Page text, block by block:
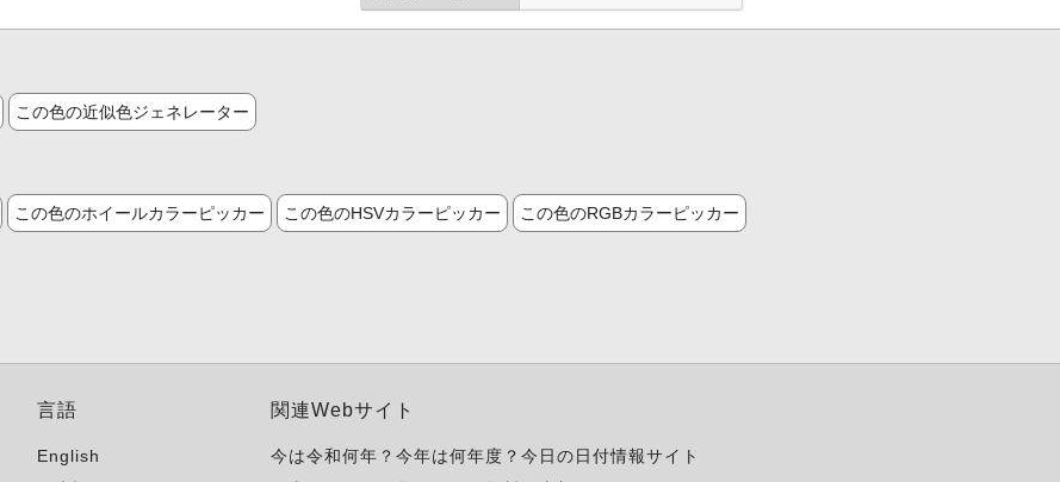
この色の近似色ジェネレーター
この色のホイールカラーピッカー この色のHSVカラーピッカー この色のRGBカラーピッカー
言語
English
関連Webサイト
今は令和何年？今年は何年度？今日の日付情報サイト